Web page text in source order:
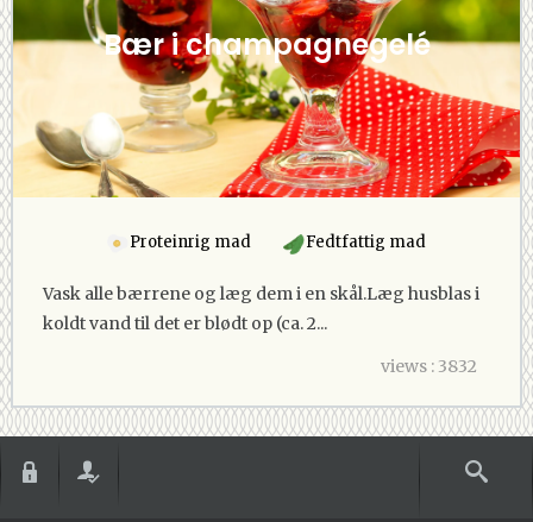
Bær i champagnegelé
Proteinrig mad Fedtfattig mad
Vask alle bærrene og læg dem i en skål.Læg husblas i
koldt vand til det er blødt op (ca. 2...
views : 3832